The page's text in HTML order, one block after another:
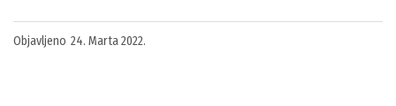
Objavljeno 24. Marta 2022.